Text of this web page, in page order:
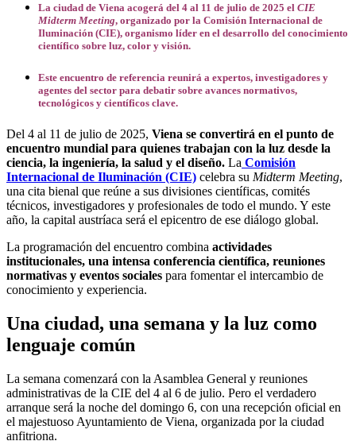
La ciudad de Viena acogerá del 4 al 11 de julio de 2025 el CIE
Midterm Meeting, organizado por la Comisión Internacional de
Iluminación (CIE), organismo líder en el desarrollo del conocimiento
científico sobre luz, color y visión.
Este encuentro de referencia reunirá a expertos, investigadores y
agentes del sector para debatir sobre avances normativos,
tecnológicos y científicos clave.
Del 4 al 11 de julio de 2025, Viena se convertirá en el punto de
encuentro mundial para quienes trabajan con la luz desde la
ciencia, la ingeniería, la salud y el diseño. La Comisión
Internacional de Iluminación (CIE) celebra su Midterm Meeting,
una cita bienal que reúne a sus divisiones científicas, comités
técnicos, investigadores y profesionales de todo el mundo. Y este
año, la capital austríaca será el epicentro de ese diálogo global.
La programación del encuentro combina actividades
institucionales, una intensa conferencia científica, reuniones
normativas y eventos sociales para fomentar el intercambio de
conocimiento y experiencia.
Una ciudad, una semana y la luz como
lenguaje común
La semana comenzará con la Asamblea General y reuniones
administrativas de la CIE del 4 al 6 de julio. Pero el verdadero
arranque será la noche del domingo 6, con una recepción oficial en
el majestuoso Ayuntamiento de Viena, organizada por la ciudad
anfitriona.